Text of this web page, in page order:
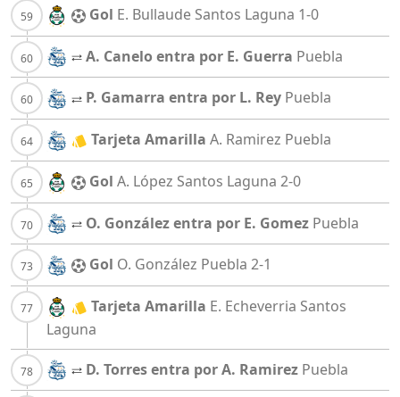
Gol E. Bullaude Santos Laguna 1-0
A. Canelo entra por E. Guerra Puebla
P. Gamarra entra por L. Rey Puebla
Tarjeta Amarilla A. Ramirez Puebla
Gol A. López Santos Laguna 2-0
O. González entra por E. Gomez Puebla
Gol O. González Puebla 2-1
Tarjeta Amarilla E. Echeverria Santos
Laguna
D. Torres entra por A. Ramirez Puebla